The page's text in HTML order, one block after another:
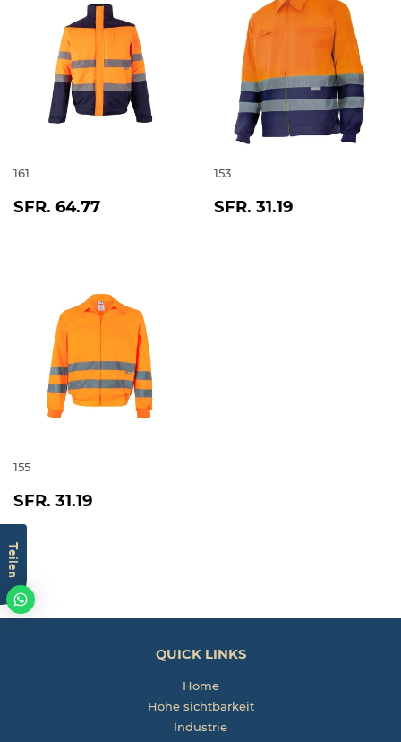
161
NORMALER
SFR. 64.77
153
NORMALER
SFR. 31.19
155
NORMALER
PREIS
SFR. 31.19
QUICK LINKS
Home
Hohe sichtbarkeit
Industrie
Teilen